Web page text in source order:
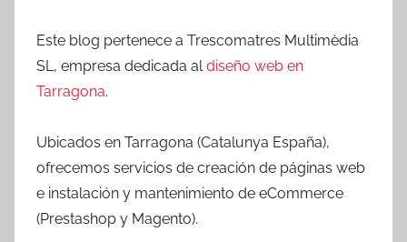
Este blog pertenece a Trescomatres Multimèdia
SL, empresa dedicada aldiseño web en
Tarragona.
Ubicados en Tarragona (Catalunya España),
ofrecemos servicios de creación de páginas web
e instalación y mantenimiento de eCommerce
(Prestashop y Magento).